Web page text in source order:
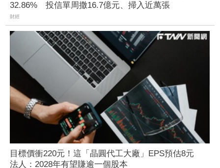
32.86% 投信單周撒16.7億元、掃入近萬張
財經
目標價衝220元！這「晶圓代工大廠」EPS預估8元
法人：2028年有望賺逾一個股本